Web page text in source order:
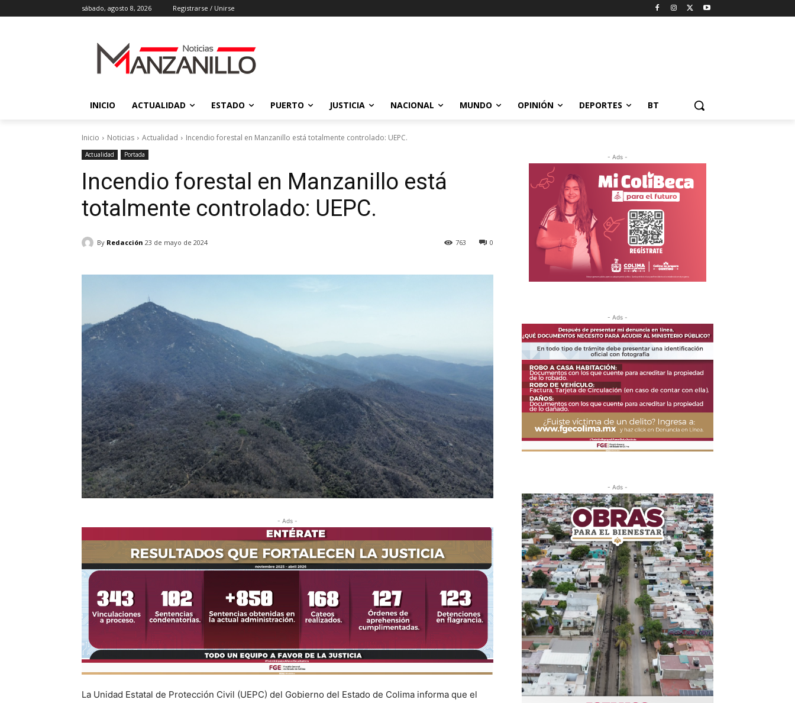
sábado, agosto 8, 2026 Registrarse / Unirse
INICIO ACTUALIDAD ESTADO PUERTO JUSTICIA NACIONAL MUNDO OPINIÓN DEPORTES BT
Inicio Noticias Actualidad Incendio forestal en Manzanillo está totalmente controlado: UEPC.
Actualidad Portada
Incendio forestal en Manzanillo está
totalmente controlado: UEPC.
By Redacción 23 de mayo de 2024 0
763
- Ads -
La Unidad Estatal de Protección Civil (UEPC) del Gobierno del Estado de Colima informa que el
- Ads -
- Ads -
- Ads -